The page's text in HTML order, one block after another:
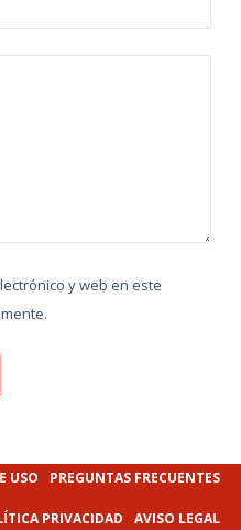
y web en este
USO PREGUNTAS FRECUENTES
PRIVACIDAD AVISO LEGAL